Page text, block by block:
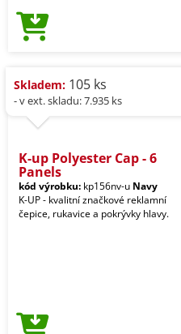
Skladem: 105 ks
- v ext. skladu: 7.935 ks
K-up Polyester Cap - 6
Panels
kód výrobku: kp156nv-u Navy
K-UP - kvalitní značkové reklamní
čepice, rukavice a pokrývky hlavy.